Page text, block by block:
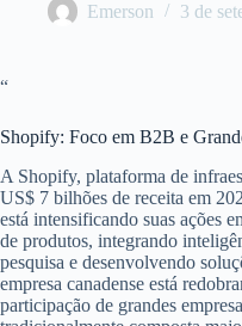
Emerson 3 de
“
Shopify: Foco em B2B e
A Shopify, plataforma de
US$ 7 bilhões de receita em
está intensificando suas ações
de produtos, integrando
pesquisa e desenvolvendo
empresa canadense está
participação de grandes